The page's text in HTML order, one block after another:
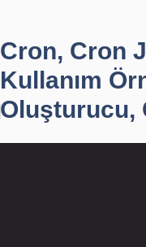
Cron, Cron
Kullanım
Oluşturucu,